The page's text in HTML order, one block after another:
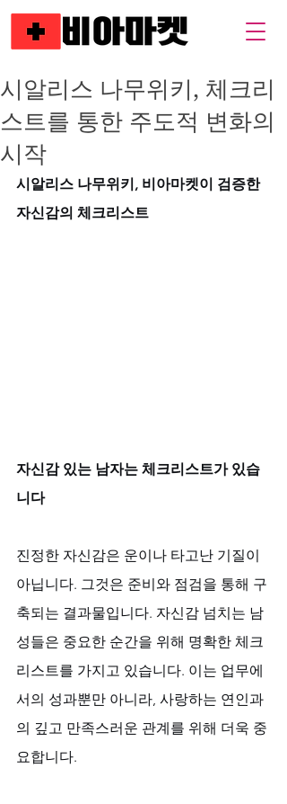
시알리스 나무위키, 체크리
스트를 통한 주도적 변화의
시작
시알리스 나무위키, 비아마켓이 검증한
자신감의 체크리스트
자신감 있는 남자는 체크리스트가 있습
니다
진정한 자신감은 운이나 타고난 기질이
아닙니다. 그것은 준비와 점검을 통해 구
축되는 결과물입니다. 자신감 넘치는 남
성들은 중요한 순간을 위해 명확한 체크
리스트를 가지고 있습니다. 이는 업무에
서의 성과뿐만 아니라, 사랑하는 연인과
의 깊고 만족스러운 관계를 위해 더욱 중
요합니다.